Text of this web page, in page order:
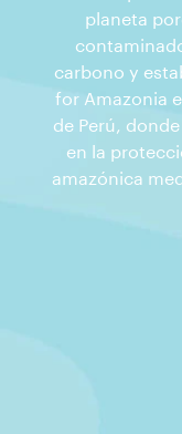
planeta
carbono y
for Amazonia
de Perú,
en la
amazónica